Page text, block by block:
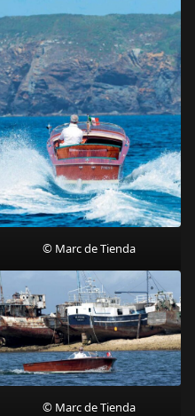
© Marc de Tienda
© Marc de Tienda